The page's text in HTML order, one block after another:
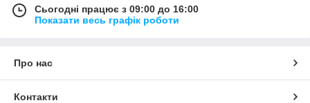
Сьогодні працює з 09:00 до 16:00
Показати весь графік роботи
Про нас
Контакти